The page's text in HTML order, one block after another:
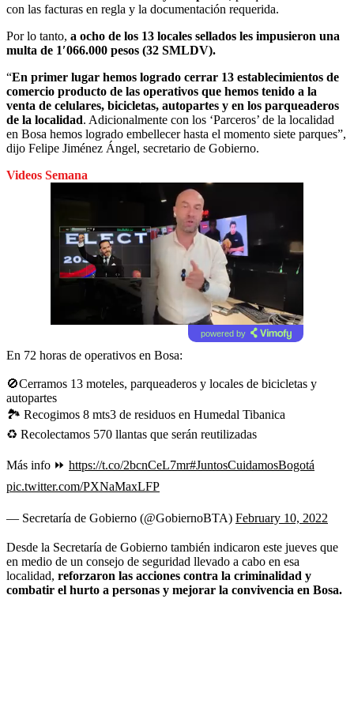
con las facturas en regla y la documentación requerida.
Por lo tanto, a ocho de los 13 locales sellados les impusieron una
multa de 1′066.000 pesos (32 SMLDV).
“En primer lugar hemos logrado cerrar 13 establecimientos de
comercio producto de las operativos que hemos tenido a la
venta de celulares, bicicletas, autopartes y en los parqueaderos
de la localidad. Adicionalmente con los ‘Parceros’ de la localidad
en Bosa hemos logrado embellecer hasta el momento siete parques”,
dijo Felipe Jiménez Ángel, secretario de Gobierno.
Videos Semana
powered by
En 72 horas de operativos en Bosa:
🚫Cerramos 13 moteles, parqueaderos y locales de bicicletas y
autopartes
🏞 Recogimos 8 mts3 de residuos en Humedal Tibanica
♻️ Recolectamos 570 llantas que serán reutilizadas
Más info ⏩ https://t.co/2bcnCeL7mr#JuntosCuidamosBogotá
pic.twitter.com/PXNaMaxLFP
— Secretaría de Gobierno (@GobiernoBTA) February 10, 2022
Desde la Secretaría de Gobierno también indicaron este jueves que
en medio de un consejo de seguridad llevado a cabo en esa
localidad, reforzaron las acciones contra la criminalidad y
combatir el hurto a personas y mejorar la convivencia en Bosa.